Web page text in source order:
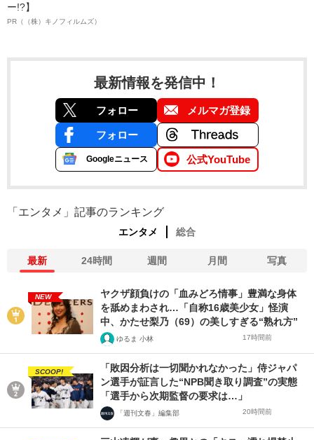
ー!?】
PR（（株）キノフィルムズ）
最新情報を発信中！
フォロー メルマガ登録
フォロー
Googleニュース 公式YouTube
「エンタメ」記事のランキング
エンタメ 総合
最新 24時間 週間 月間 写真
NEW
ヤクザ顔負けの「血みどろ情事」豊満な身体
を舐めまわされ…「自称16歳美少女」怪演
中、かたせ梨乃（69）の美しすぎる“熟れ方”
ゆるま 小林 17時間前
SCOOP!
「敗因分析は一切聞かれなかった」侍ジャパ
ン選手が証言した“NPB聞き取り調査”の実態
「選手から次期監督の要求は…」
「週刊文春」編集部 20時間前